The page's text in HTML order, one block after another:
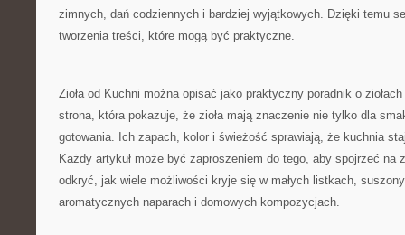
zimnych, dań codziennych i bardziej wyjątkowych. Dzięki temu
tworzenia treści, które mogą być praktyczne.
Zioła od Kuchni można opisać jako praktyczny poradnik o
strona, która pokazuje, że zioła mają znaczenie nie tylko dla
gotowania. Ich zapach, kolor i świeżość sprawiają, że kuchnia
Każdy artykuł może być zaproszeniem do tego, aby spojrzeć na
odkryć, jak wiele możliwości kryje się w małych listkach,
aromatycznych naparach i domowych kompozycjach.